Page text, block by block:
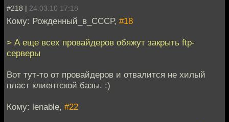
#218 | 24.03.10 17:18
Кому: Рожденный_в_СССР, #18
> А еще всех провайдеров обяжут закрыть ftp-
серверы
Вот тут-то от провайдеров и отвалится не хилый
пласт клиентской базы. :)
Кому: lenable, #22